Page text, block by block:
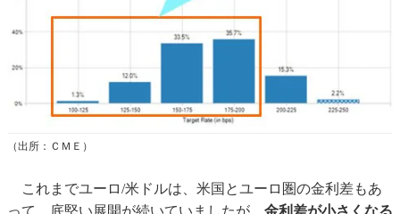
（出所：ＣＭＥ）
これまでユーロ/米ドルは、米国とユーロ圏の金利差もあ
って、底堅い展開が続いていましたが、 金利差が小さくなる